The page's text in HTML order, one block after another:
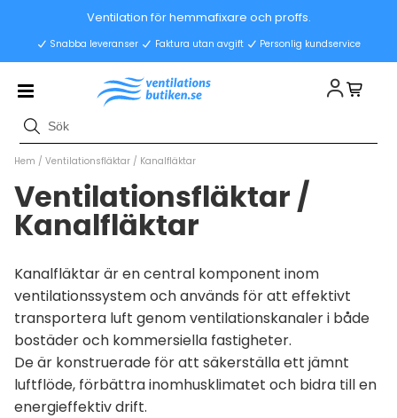
Ventilation för hemmafixare och proffs.
Snabba leveranser Faktura utan avgift Personlig kundservice
Hem / Ventilationsfläktar / Kanalfläktar
Ventilationsfläktar /
Kanalfläktar
Kanalfläktar är en central komponent inom
ventilationssystem och används för att effektivt
transportera luft genom ventilationskanaler i både
bostäder och kommersiella fastigheter.
De är konstruerade för att säkerställa ett jämnt
luftflöde, förbättra inomhusklimatet och bidra till en
energieffektiv drift.